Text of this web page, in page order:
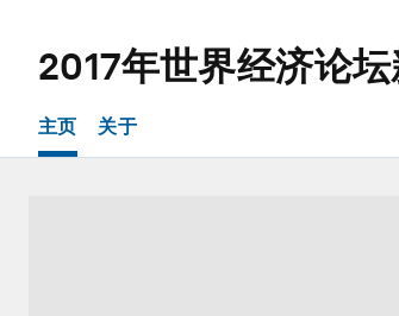
2017年世界经济论
主页 关于